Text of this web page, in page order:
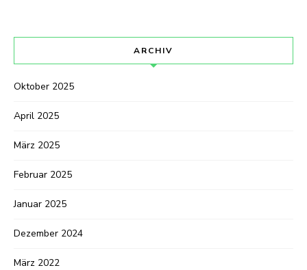
ARCHIV
Oktober 2025
April 2025
März 2025
Februar 2025
Januar 2025
Dezember 2024
März 2022